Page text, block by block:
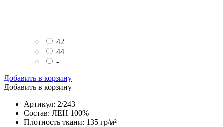
42
44
-
Добавить в корзину
Добавить в корзину
Артикул: 2/243
Состав: ЛЕН 100%
Плотность ткани: 135 гр/м²